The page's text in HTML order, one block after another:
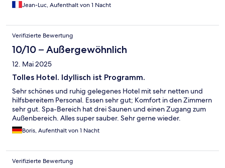
Jean-Luc, Aufenthalt von 1 Nacht
Verifizierte Bewertung
10/10 – Außergewöhnlich
12. Mai 2025
Tolles Hotel. Idyllisch ist Programm.
Sehr schönes und ruhig gelegenes Hotel mit sehr netten und
hilfsbereitem Personal. Essen sehr gut; Komfort in den Zimmern
sehr gut. Spa-Bereich hat drei Saunen und einen Zugang zum
Außenbereich. Alles super sauber. Sehr gerne wieder.
Boris, Aufenthalt von 1 Nacht
Verifizierte Bewertung